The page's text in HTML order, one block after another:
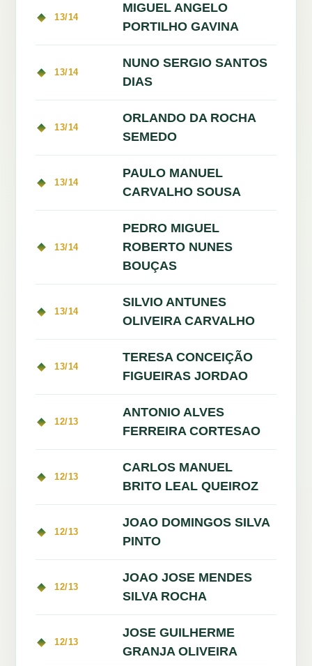
13/14
MIGUEL ANGELO
PORTILHO GAVINA
13/14
NUNO SERGIO SANTOS
DIAS
13/14
ORLANDO DA ROCHA
SEMEDO
13/14
PAULO MANUEL
CARVALHO SOUSA
13/14
PEDRO MIGUEL
ROBERTO NUNES
BOUÇAS
13/14
SILVIO ANTUNES
OLIVEIRA CARVALHO
13/14
TERESA CONCEIÇÃO
FIGUEIRAS JORDAO
12/13
ANTONIO ALVES
FERREIRA CORTESAO
12/13
CARLOS MANUEL
BRITO LEAL QUEIROZ
12/13
JOAO DOMINGOS SILVA
PINTO
12/13
JOAO JOSE MENDES
SILVA ROCHA
12/13
JOSE GUILHERME
GRANJA OLIVEIRA